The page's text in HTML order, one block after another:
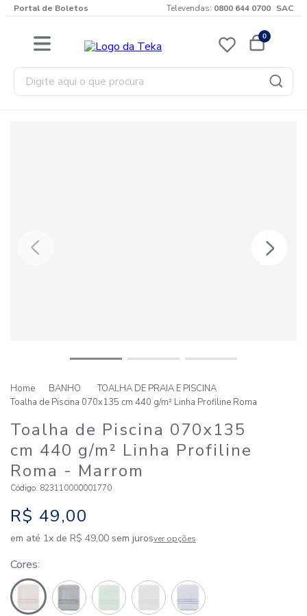
Portal de Boletos Televendas: 0800 644 0700 SAC
0
Digite aqui o que procura
BANHO
TOALHA DE PRAIA E PISCINA
Toalha de Piscina 070x135 cm 440 g/m² Linha Profiline Roma
Toalha de Piscina 070x135
cm 440 g/m² Linha Profiline
Roma - Marrom
Código: 823110000001770
R$ 49,00
em até 1x de R$ 49,00 sem jurosver opções
Cores